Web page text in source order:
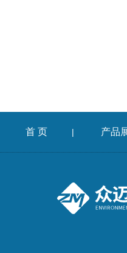
首 页 | 产品